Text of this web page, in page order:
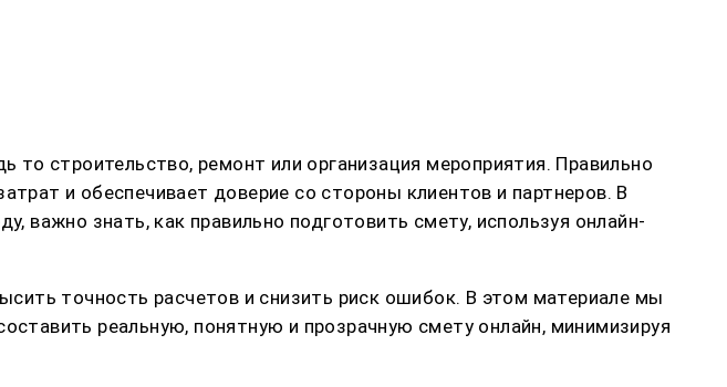
строительство, ремонт или организация мероприятия. Правильно
и обеспечивает доверие со стороны клиентов и партнеров. В
важно знать, как правильно подготовить смету, используя онлайн-
точность расчетов и снизить риск ошибок. В этом материале мы
реальную, понятную и прозрачную смету онлайн, минимизируя